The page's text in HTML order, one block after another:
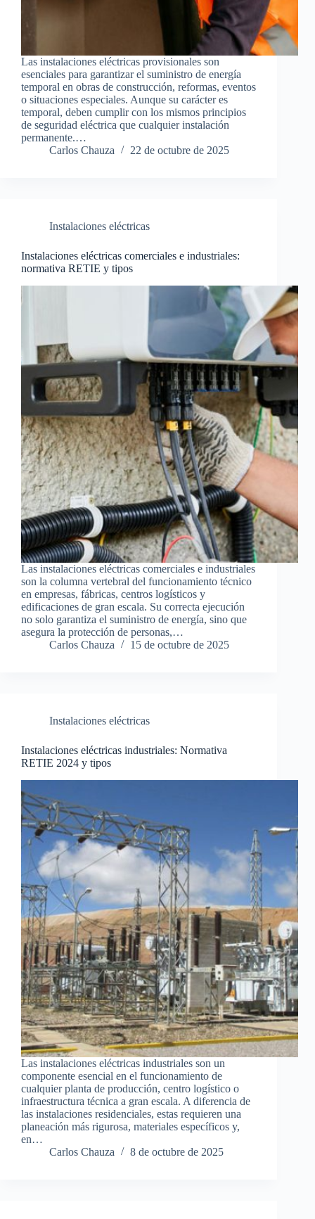
Las instalaciones eléctricas provisionales son
esenciales para garantizar el suministro de energía
temporal en obras de construcción, reformas, eventos
o situaciones especiales. Aunque su carácter es
temporal, deben cumplir con los mismos principios
de seguridad eléctrica que cualquier instalación
permanente.…
Carlos Chauza
22 de octubre de 2025
Instalaciones eléctricas
Instalaciones eléctricas comerciales e industriales:
normativa RETIE y tipos
Las instalaciones eléctricas comerciales e industriales
son la columna vertebral del funcionamiento técnico
en empresas, fábricas, centros logísticos y
edificaciones de gran escala. Su correcta ejecución
no solo garantiza el suministro de energía, sino que
asegura la protección de personas,…
Carlos Chauza
15 de octubre de 2025
Instalaciones eléctricas
Instalaciones eléctricas industriales: Normativa
RETIE 2024 y tipos
Las instalaciones eléctricas industriales son un
componente esencial en el funcionamiento de
cualquier planta de producción, centro logístico o
infraestructura técnica a gran escala. A diferencia de
las instalaciones residenciales, estas requieren una
planeación más rigurosa, materiales específicos y,
en…
Carlos Chauza
8 de octubre de 2025